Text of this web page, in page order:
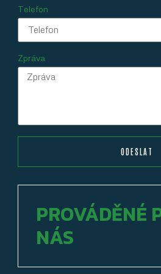
Telefon
Zpráva
ODESLAT
PROVÁDĚNÉ
NÁS